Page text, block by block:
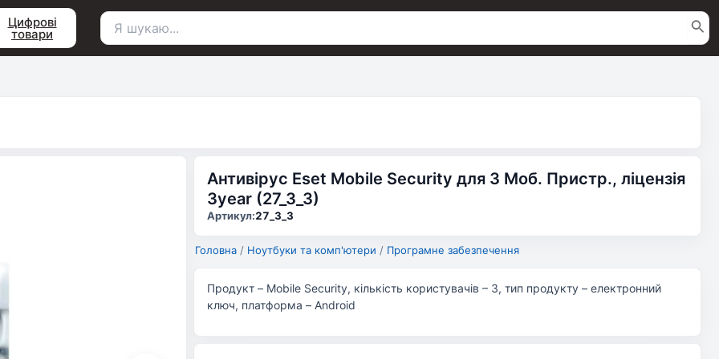
Цифрові
товари
Пошук
Антивірус Eset Mobile Security для 3 Моб. Пристр., ліцензія
3year (27_3_3)
Артикул:27_3_3
Головна / Ноутбуки та комп'ютери / Програмне забезпечення
Продукт – Mobile Security, кількість користувачів – 3, тип продукту – електронний
ключ, платформа – Android